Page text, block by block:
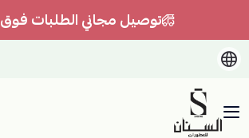
توصيل مجاني الطلبات فوق 100
السنان للعطور والعسل الطبيعي